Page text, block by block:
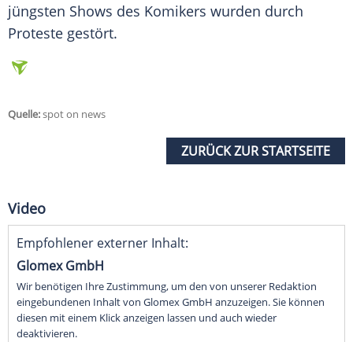
jüngsten Shows des Komikers wurden durch
Proteste gestört.
Quelle:spot on news
ZURÜCK ZUR STARTSEITE
Video
Empfohlener externer Inhalt:
Glomex GmbH
Wir benötigen Ihre Zustimmung, um den von unserer Redaktion
eingebundenen Inhalt von Glomex GmbH anzuzeigen. Sie können
diesen mit einem Klick anzeigen lassen und auch wieder
deaktivieren.